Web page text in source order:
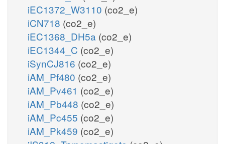
iEC1372_W3110 (co2_e)
iCN718 (co2_e)
iEC1368_DH5a (co2_e)
iEC1344_C (co2_e)
iSynCJ816 (co2_e)
iAM_Pf480 (co2_e)
iAM_Pv461 (co2_e)
iAM_Pb448 (co2_e)
iAM_Pc455 (co2_e)
iAM_Pk459 (co2_e)